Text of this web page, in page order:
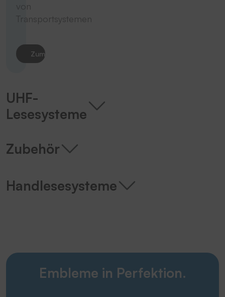
von
Transportsystemen
Zum Produkt
UHF-
Lesesysteme
Zubehör
Handlesesysteme
Embleme in Perfektion.